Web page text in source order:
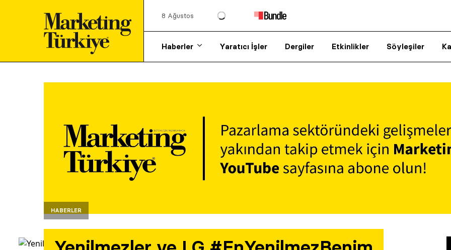
8 Ağustos
Haberler Yaratıcı İşler Dergiler Etkinlikler Söyleşiler
HABERLER